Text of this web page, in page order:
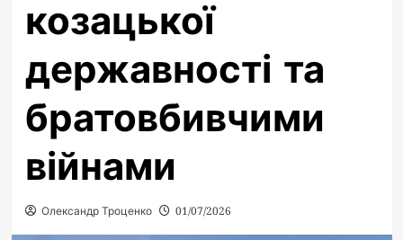
козацької
державності та
братовбивчими
війнами
Олександр Троценко 01/07/2026